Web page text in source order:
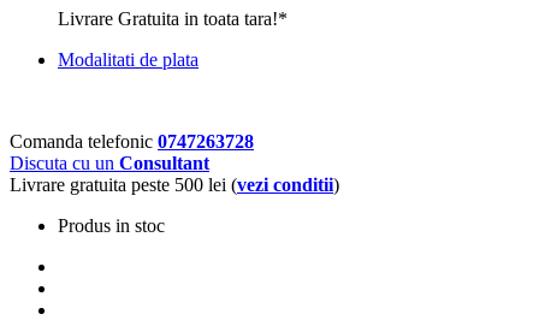
Livrare Gratuita in toata tara!*
Modalitati de plata
Comanda telefonic 0747263728
Discuta cu un Consultant
Livrare gratuita peste 500 lei (vezi conditii)
Produs in stoc